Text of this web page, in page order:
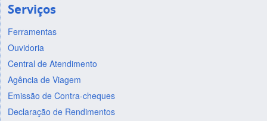
Serviços
Ferramentas
Ouvidoria
Central de Atendimento
Agência de Viagem
Emissão de Contra-cheques
Declaração de Rendimentos